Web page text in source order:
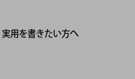
用を書きたい方へ